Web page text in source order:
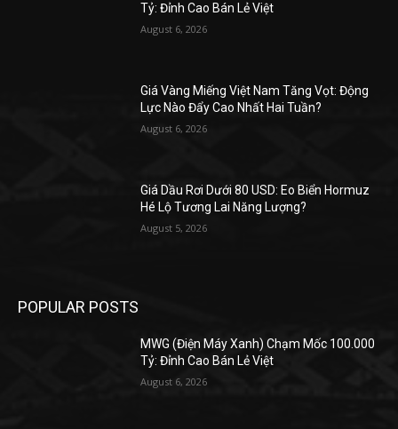
Tỷ: Đỉnh Cao Bán Lẻ Việt
August 6, 2026
Giá Vàng Miếng Việt Nam Tăng Vọt: Động
Lực Nào Đẩy Cao Nhất Hai Tuần?
August 6, 2026
Giá Dầu Rơi Dưới 80 USD: Eo Biển Hormuz
Hé Lộ Tương Lai Năng Lượng?
August 5, 2026
POPULAR POSTS
MWG (Điện Máy Xanh) Chạm Mốc 100.000
Tỷ: Đỉnh Cao Bán Lẻ Việt
August 6, 2026